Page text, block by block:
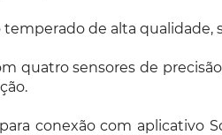
com
Smart GR!
de alta qualidade,
quatro sensores de
conexão com aplicativo